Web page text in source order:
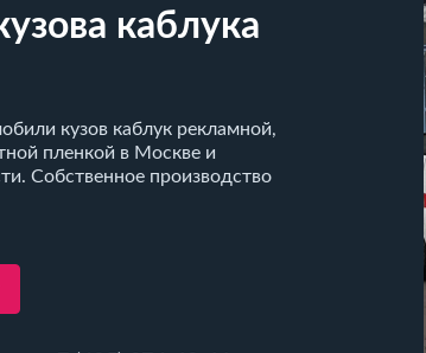
каблука
кузов каблук рекламной,
пленкой в Москве и
Собственное производство